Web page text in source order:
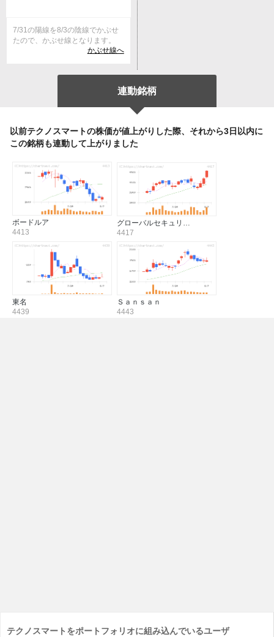
7/31の陽線を8/3の陰線でかぶせ
たので、かぶせ線となります。
かぶせ線へ
連動銘柄
以前テクノスマートの株価が値上がりした際、それから3日以内に
この銘柄も連動して上がりました
ボードルア
4413
グローバルセキュリ…
4417
東名
4439
Ｓａｎｓａｎ
4443
テクノスマートをポートフォリオに組み込んでいるユーザ